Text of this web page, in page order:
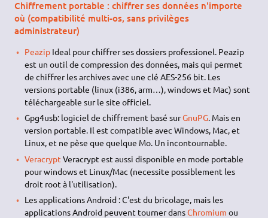
Chiffrement portable : chiffrer ses données n'importe
où (compatibilité multi-os, sans privilèges
administrateur)
PeazipIdeal pour chiffrer ses dossiers professionel. Peazip
est un outil de compression des données, mais qui permet
de chiffrer les archives avec une clé AES-256 bit. Les
versions portable (linux (i386, arm…), windows et Mac) sont
téléchargeable sur le site officiel.
Gpg4usb: logiciel de chiffrement basé surGnuPG. Mais en
version portable. Il est compatible avec Windows, Mac, et
Linux, et ne pèse que quelque Mo. Un incontournable.
Veracrypt Veracrypt est aussi disponible en mode portable
pour windows et Linux/Mac (necessite possiblement les
droit root à l'utilisation).
Les applications Android : C'est du bricolage, mais les
applications Android peuvent tourner dansChromium ou